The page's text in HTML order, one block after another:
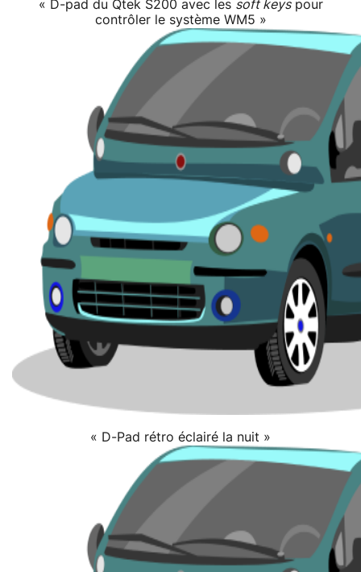
« D-pad du Qtek S200 avec les soft keyspour
contrôler le système WM5 »
« D-Pad rétro éclairé la nuit »